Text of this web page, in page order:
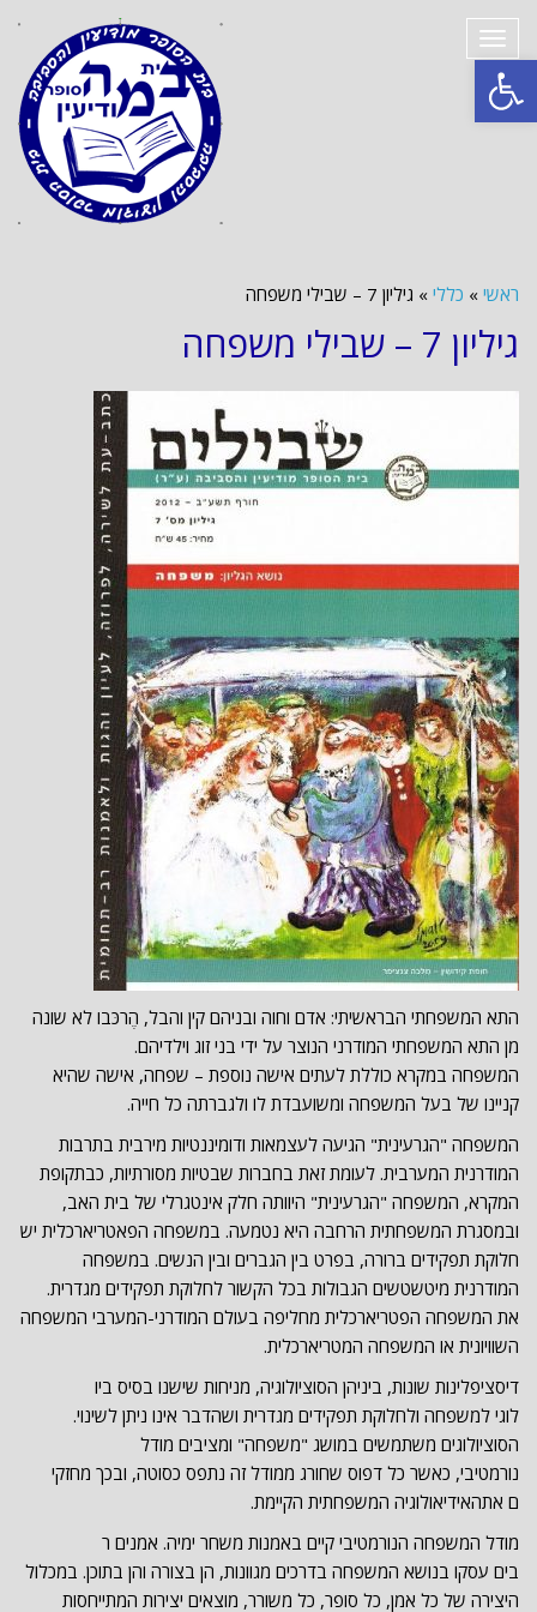
פתח סרגל נגישות
תפריט
ראשי » כללי » גיליון 7 – שבילי משפחה
גיליון 7 – שבילי משפחה
התא המשפחתי הבראשיתי: אדם וחוה ובניהם קין והבל, הֶרכּבו לא שונה
מן התא המשפחתי המודרני הנוצר על ידי בני זוג וילדיהם.
המשפחה במקרא כוללת לעתים אישה נוספת – שפחה, אישה שהיא
קניינו של בעל המשפחה ומשועבדת לו ולגברתה כל חייה.
המשפחה "הגרעינית" הגיעה לעצמאות ודומיננטיות מירבית בתרבות
המודרנית המערבית. לעומת זאת בחברות שבטיות מסורתיות, כבתקופת
המקרא, המשפחה "הגרעינית" היוותה חלק אינטגרלי של בית האב,
ובמסגרת המשפחתית הרחבה היא נטמעה. במשפחה הפאטריארכלית יש
חלוקת תפקידים ברורה, בפרט בין הגברים ובין הנשים. במשפחה
המודרנית מיטשטשים הגבולות בכל הקשור לחלוקת תפקידים מגדרית.
את המשפחה הפטריארכלית מחליפה בעולם המודרני-המערבי המשפחה
השוויונית או המשפחה המטריארכלית.
דיסציפלינות שונות, ביניהן הסוציולוגיה, מניחות שישנו בסיס ביו
לוגי למשפחה ולחלוקת תפקידים מגדרית ושהדבר אינו ניתן לשינוי.
הסוציולוגים משתמשים במושג "משפחה" ומציבים מודל
נורמטיבי, כאשר כל דפוס שחורג ממודל זה נתפס כסוטה, ובכך מחזקי
ם אתהאידיאולוגיה המשפחתית הקיימת.
מודל המשפחה הנורמטיבי קיים באמנות משחר ימיה. אמנים ר
בים עסקו בנושא המשפחה בדרכים מגוונות, הן בצורה והן בתוכן. במכלול
היצירה של כל אמן, כל סופר, כל משורר, מוצאים יצירות המתייחסות